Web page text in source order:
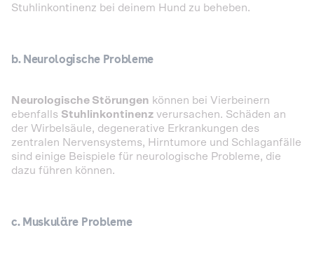
Stuhlinkontinenz bei deinem Hund zu beheben.
b. Neurologische Probleme
Neurologische Störungen können bei Vierbeinern
ebenfalls Stuhlinkontinenz verursachen. Schäden an
der Wirbelsäule, degenerative Erkrankungen des
zentralen Nervensystems, Hirntumore und Schlaganfälle
sind einige Beispiele für neurologische Probleme, die
dazu führen können.
c. Muskuläre Probleme